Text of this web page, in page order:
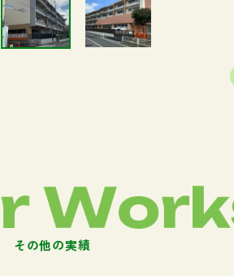
r Work
その他の実績